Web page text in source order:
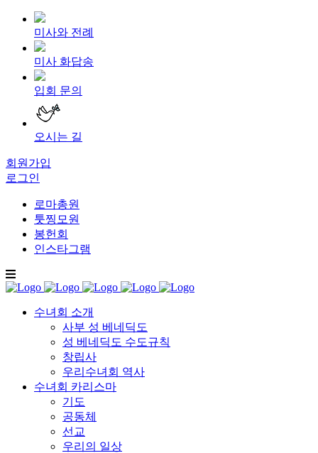
미사와 전례
미사 화답송
입회 문의
오시는 길
회원가입
로그인
로마총원
툿찡모원
봉헌회
인스타그램
수녀회 소개
사부 성 베네딕도
성 베네딕도 수도규칙
창립사
우리수녀회 역사
수녀회 카리스마
기도
공동체
선교
우리의 일상